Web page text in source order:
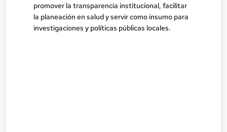
promover la transparencia institucional, facilitar
la planeación en salud y servir como insumo para
investigaciones y políticas públicas locales.